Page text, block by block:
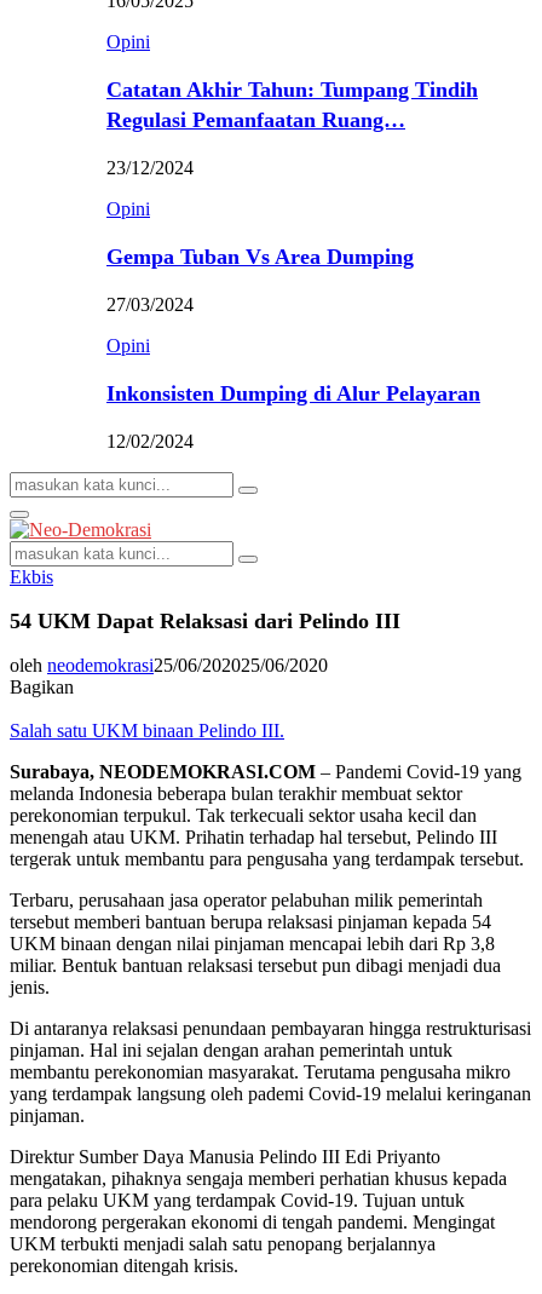
Opini
Catatan Akhir Tahun: Tumpang Tindih
Regulasi Pemanfaatan Ruang…
23/12/2024
Opini
Gempa Tuban Vs Area Dumping
27/03/2024
Opini
Inkonsisten Dumping di Alur Pelayaran
12/02/2024
Search
for:
Search
Primary
Menu
Search
for:
Search
Ekbis
54 UKM Dapat Relaksasi dari Pelindo III
oleh neodemokrasi25/06/202025/06/2020
Bagikan
Salah satu UKM binaan Pelindo III.
Surabaya, NEODEMOKRASI.COM – Pandemi Covid-19 yang
melanda Indonesia beberapa bulan terakhir membuat sektor
perekonomian terpukul. Tak terkecuali sektor usaha kecil dan
menengah atau UKM. Prihatin terhadap hal tersebut, Pelindo III
tergerak untuk membantu para pengusaha yang terdampak tersebut.
Terbaru, perusahaan jasa operator pelabuhan milik pemerintah
tersebut memberi bantuan berupa relaksasi pinjaman kepada 54
UKM binaan dengan nilai pinjaman mencapai lebih dari Rp 3,8
miliar. Bentuk bantuan relaksasi tersebut pun dibagi menjadi dua
jenis.
Di antaranya relaksasi penundaan pembayaran hingga restrukturisasi
pinjaman. Hal ini sejalan dengan arahan pemerintah untuk
membantu perekonomian masyarakat. Terutama pengusaha mikro
yang terdampak langsung oleh pademi Covid-19 melalui keringanan
pinjaman.
Direktur Sumber Daya Manusia Pelindo III Edi Priyanto
mengatakan, pihaknya sengaja memberi perhatian khusus kepada
para pelaku UKM yang terdampak Covid-19. Tujuan untuk
mendorong pergerakan ekonomi di tengah pandemi. Mengingat
UKM terbukti menjadi salah satu penopang berjalannya
perekonomian ditengah krisis.